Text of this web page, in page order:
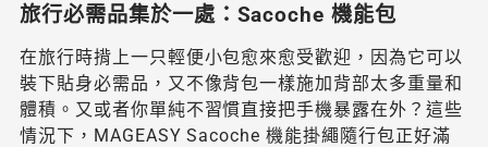
旅行必需品集於一處：Sacoche 機能包
在旅行時揹上一只輕便小包愈來愈受歡迎，因為它可以
裝下貼身必需品，又不像背包一樣施加背部太多重量和
體積。又或者你單純不習慣直接把手機暴露在外？這些
情況下，MAGEASY Sacoche 機能掛繩隨行包正好滿